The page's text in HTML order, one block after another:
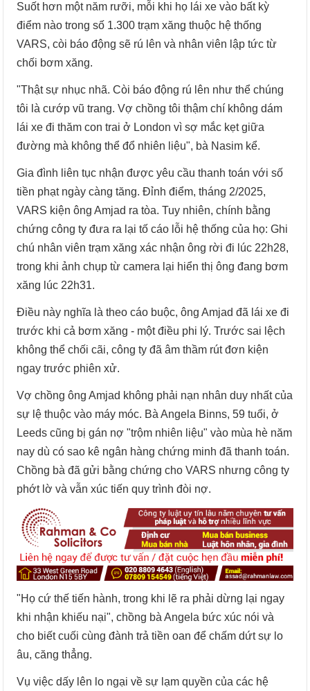
Suốt hơn một năm rưỡi, mỗi khi họ lái xe vào bất kỳ
điểm nào trong số 1.300 trạm xăng thuộc hệ thống
VARS, còi báo động sẽ rú lên và nhân viên lập tức từ
chối bơm xăng.
"Thật sự nhục nhã. Còi báo động rú lên như thể chúng
tôi là cướp vũ trang. Vợ chồng tôi thậm chí không dám
lái xe đi thăm con trai ở London vì sợ mắc kẹt giữa
đường mà không thể đổ nhiên liệu", bà Nasim kể.
Gia đình liên tục nhận được yêu cầu thanh toán với số
tiền phạt ngày càng tăng. Đỉnh điểm, tháng 2/2025,
VARS kiện ông Amjad ra tòa. Tuy nhiên, chính bằng
chứng công ty đưa ra lại tố cáo lỗi hệ thống của họ: Ghi
chú nhân viên trạm xăng xác nhận ông rời đi lúc 22h28,
trong khi ảnh chụp từ camera lại hiển thị ông đang bơm
xăng lúc 22h31.
Điều này nghĩa là theo cáo buộc, ông Amjad đã lái xe đi
trước khi cả bơm xăng - một điều phi lý. Trước sai lệch
không thể chối cãi, công ty đã âm thầm rút đơn kiện
ngay trước phiên xử.
Vợ chồng ông Amjad không phải nạn nhân duy nhất của
sự lệ thuộc vào máy móc. Bà Angela Binns, 59 tuổi, ở
Leeds cũng bị gán nợ "trộm nhiên liệu" vào mùa hè năm
nay dù có sao kê ngân hàng chứng minh đã thanh toán.
Chồng bà đã gửi bằng chứng cho VARS nhưng công ty
phớt lờ và vẫn xúc tiến quy trình đòi nợ.
"Họ cứ thế tiến hành, trong khi lẽ ra phải dừng lại ngay
khi nhận khiếu nại", chồng bà Angela bức xúc nói và
cho biết cuối cùng đành trả tiền oan để chấm dứt sự lo
âu, căng thẳng.
Vụ việc dấy lên lo ngại về sự lạm quyền của các hệ